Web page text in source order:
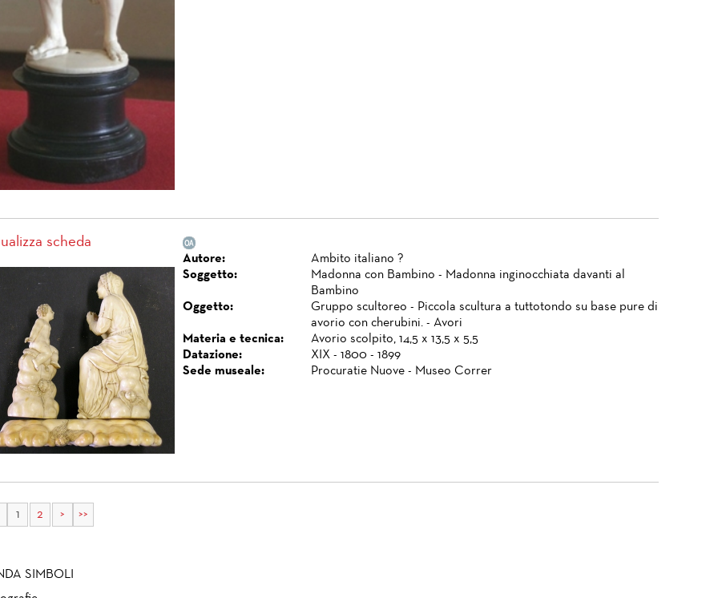
scheda
Autore:
Ambito italiano ?
Soggetto:
Madonna con Bambino - Madonna inginocchiata davanti al
Bambino
Oggetto:
Gruppo scultoreo - Piccola scultura a tuttotondo su base pure di
avorio con cherubini. - Avori
Materia e tecnica:
Avorio scolpito, 14,5 x 13,5 x 5,5
Datazione:
XIX - 1800 - 1899
Sede museale:
Procuratie Nuove - Museo Correr
1 2 > >>
SIMBOLI